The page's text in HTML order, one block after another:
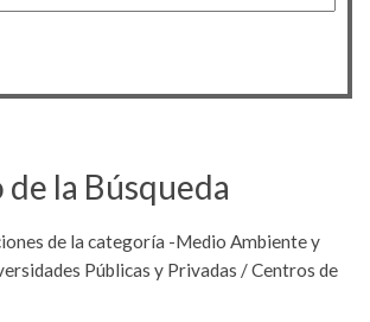
la Búsqueda
de la categoría -Medio Ambiente y
Públicas y Privadas / Centros de